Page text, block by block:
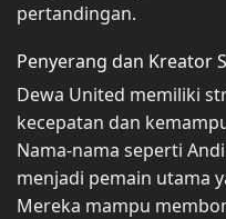
pertandingan.
Penyerang dan Kreator
Dewa United memiliki
kecepatan dan
Nama-nama seperti
menjadi pemain utama
Mereka mampu